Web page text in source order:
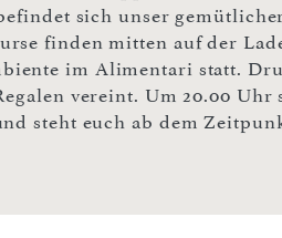
sich unser
finden mitten auf der
im Alimentari statt.
vereint. Um 20.00
steht euch ab dem